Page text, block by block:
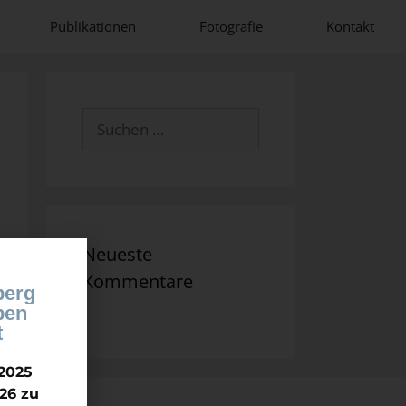
Publikationen Fotografie Kontakt
Neueste
Kommentare
zu